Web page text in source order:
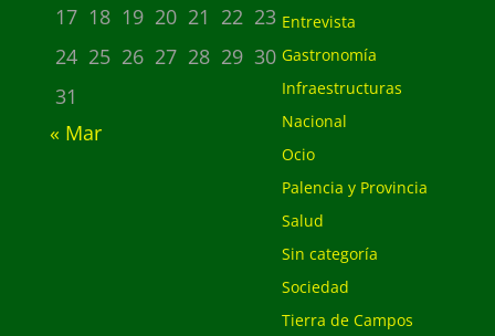
17 18 19 20 21 22 23
24 25 26 27 28 29 30
31
« Mar
Entrevista
Gastronomía
Infraestructuras
Nacional
Ocio
Palencia y Provincia
Salud
Sin categoría
Sociedad
Tierra de Campos